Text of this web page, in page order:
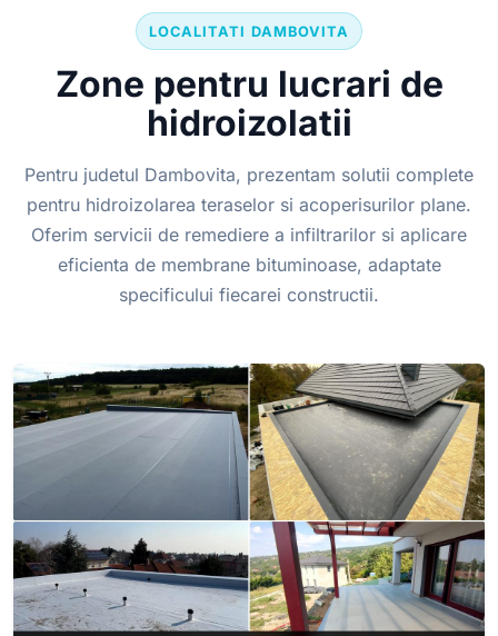
LOCALITATI DAMBOVITA
Zone pentru lucrari de
hidroizolatii
Pentru judetul Dambovita, prezentam solutii complete
pentru hidroizolarea teraselor si acoperisurilor plane.
Oferim servicii de remediere a infiltrarilor si aplicare
eficienta de membrane bituminoase, adaptate
specificului fiecarei constructii.